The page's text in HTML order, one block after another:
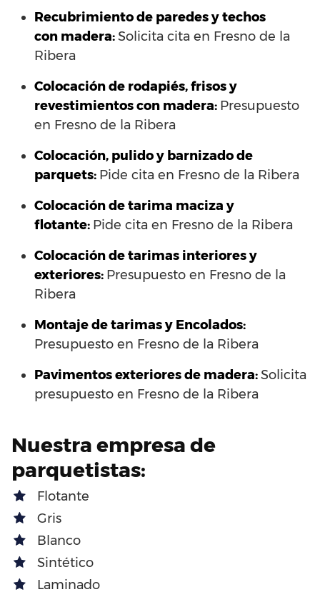
Recubrimiento de paredes y techos
con madera:Solicita cita en Fresno de la
Ribera
Colocación de rodapiés, frisos y
revestimientos con madera: Presupuesto
en Fresno de la Ribera
Colocación, pulido y barnizado de
parquets: Pide cita en Fresno de la Ribera
Colocación de tarima maciza y
flotante: Pide cita en Fresno de la Ribera
Colocación de tarimas interiores y
exteriores: Presupuesto en Fresno de la
Ribera
Montaje de tarimas y Encolados:
Presupuesto en Fresno de la Ribera
Pavimentos exteriores de madera:Solicita
presupuesto en Fresno de la Ribera
Nuestra empresa de
parquetistas:
Flotante
Gris
Blanco
Sintético
Laminado